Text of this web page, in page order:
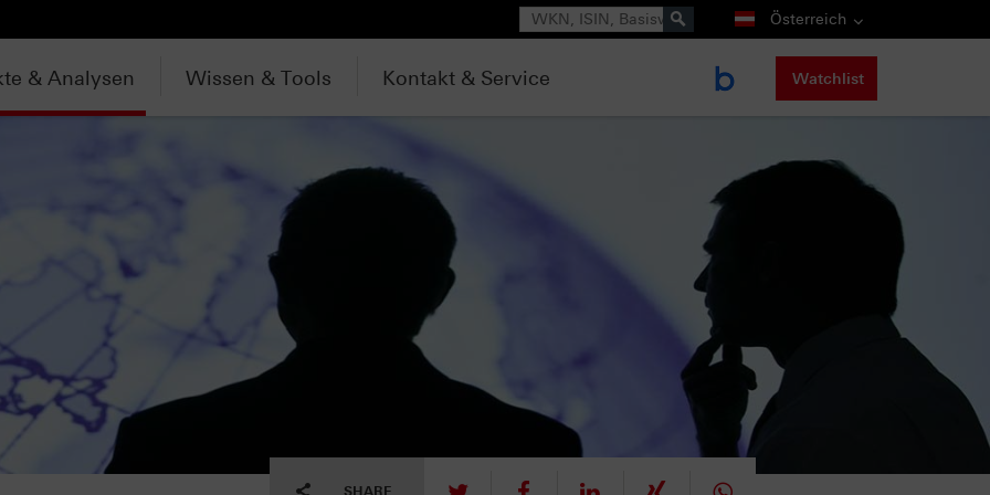
Suche Österreich
& Analysen Wissen & Tools Kontakt & Service Watchlist
SHARE tweet mitteilen